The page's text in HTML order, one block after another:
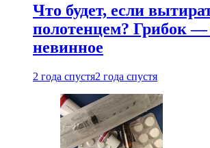
Что будет, если
полотенцем? Грибок —
невинное
2 года спустя2 года спустя